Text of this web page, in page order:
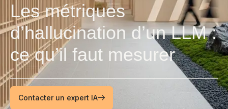
Les métriques
d’hallucination d’un LLM :
ce qu’il faut mesurer
Contacter un expert IA